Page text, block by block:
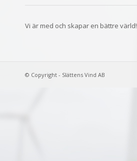
Vi är med och skapar en bättre värld!
© Copyright - Slättens Vind AB